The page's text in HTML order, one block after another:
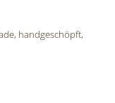
, handgeschöpft,